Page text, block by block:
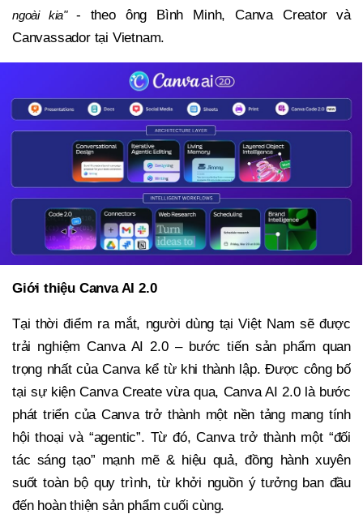
ngoài kia" - theo ông Bình Minh, Canva Creator và
Canvassador tại Vietnam.
Giới thiệu Canva AI 2.0
Tại thời điểm ra mắt, người dùng tại Việt Nam sẽ được
trải nghiệm Canva AI 2.0 – bước tiến sản phẩm quan
trọng nhất của Canva kể từ khi thành lập. Được công bố
tại sự kiện Canva Create vừa qua, Canva AI 2.0 là bước
phát triển của Canva trở thành một nền tảng mang tính
hội thoại và “agentic”. Từ đó, Canva trở thành một “đối
tác sáng tạo” mạnh mẽ & hiệu quả, đồng hành xuyên
suốt toàn bộ quy trình, từ khởi nguồn ý tưởng ban đầu
đến hoàn thiện sản phẩm cuối cùng.